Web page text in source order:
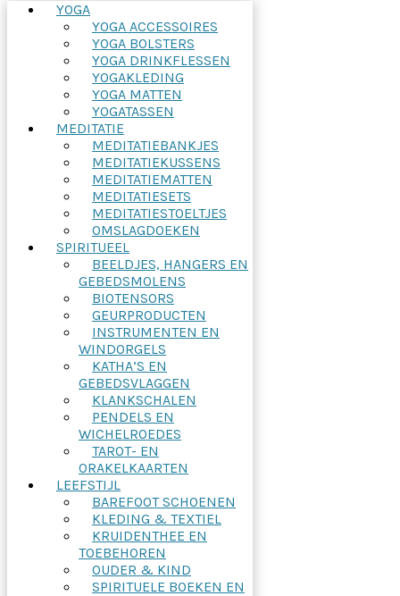
YOGA
YOGA ACCESSOIRES
YOGA BOLSTERS
YOGA DRINKFLESSEN
YOGAKLEDING
YOGA MATTEN
YOGATASSEN
MEDITATIE
MEDITATIEBANKJES
MEDITATIEKUSSENS
MEDITATIEMATTEN
MEDITATIESETS
MEDITATIESTOELTJES
OMSLAGDOEKEN
SPIRITUEEL
BEELDJES, HANGERS EN
GEBEDSMOLENS
BIOTENSORS
GEURPRODUCTEN
INSTRUMENTEN EN
WINDORGELS
KATHA’S EN
GEBEDSVLAGGEN
KLANKSCHALEN
PENDELS EN
WICHELROEDES
TAROT- EN
ORAKELKAARTEN
LEEFSTIJL
BAREFOOT SCHOENEN
KLEDING & TEXTIEL
KRUIDENTHEE EN
TOEBEHOREN
OUDER & KIND
SPIRITUELE BOEKEN EN